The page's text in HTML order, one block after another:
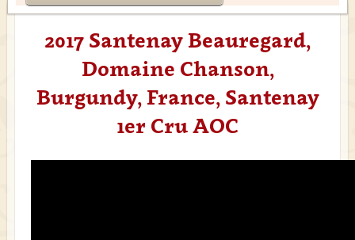
2017 Santenay Beauregard,
Domaine Chanson,
Burgundy, France, Santenay
1er Cru AOC